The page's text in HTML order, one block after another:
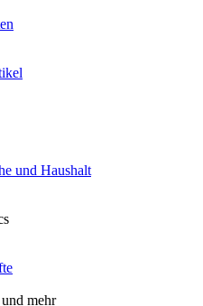
und Haushalt
mehr